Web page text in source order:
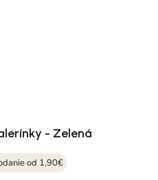
- Zelená
od 1,90€